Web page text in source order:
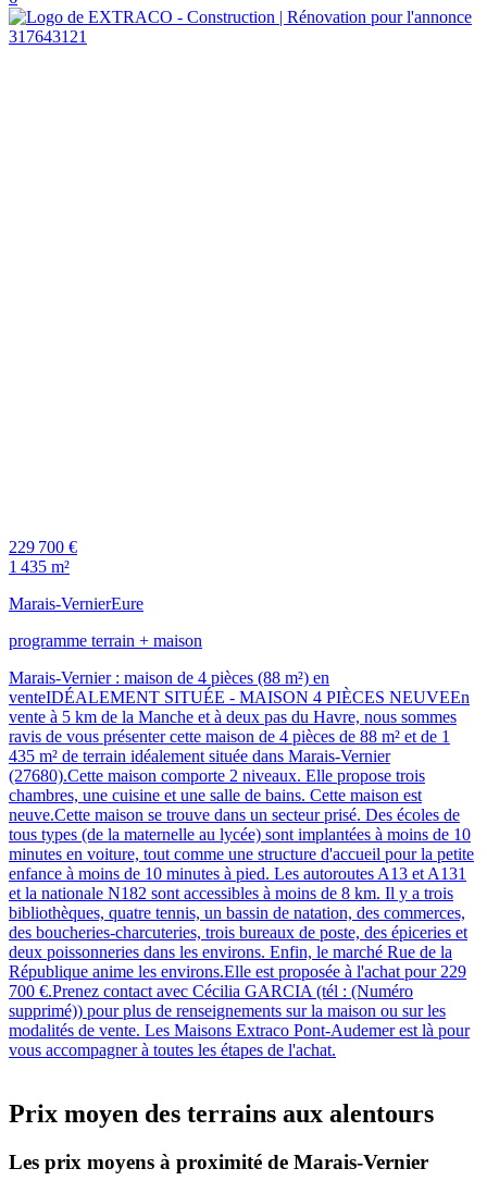
229 700 €
1 435 m²
Marais-VernierEure
programme terrain + maison
Marais-Vernier : maison de 4 pièces (88 m²) en
venteIDÉALEMENT SITUÉE - MAISON 4 PIÈCES NEUVEEn
vente à 5 km de la Manche et à deux pas du Havre, nous sommes
ravis de vous présenter cette maison de 4 pièces de 88 m² et de 1
435 m² de terrain idéalement située dans Marais-Vernier
(27680).Cette maison comporte 2 niveaux. Elle propose trois
chambres, une cuisine et une salle de bains. Cette maison est
neuve.Cette maison se trouve dans un secteur prisé. Des écoles de
tous types (de la maternelle au lycée) sont implantées à moins de 10
minutes en voiture, tout comme une structure d'accueil pour la petite
enfance à moins de 10 minutes à pied. Les autoroutes A13 et A131
et la nationale N182 sont accessibles à moins de 8 km. Il y a trois
bibliothèques, quatre tennis, un bassin de natation, des commerces,
des boucheries-charcuteries, trois bureaux de poste, des épiceries et
deux poissonneries dans les environs. Enfin, le marché Rue de la
République anime les environs.Elle est proposée à l'achat pour 229
700 €.Prenez contact avec Cécilia GARCIA (tél : (Numéro
supprimé)) pour plus de renseignements sur la maison ou sur les
modalités de vente. Les Maisons Extraco Pont-Audemer est là pour
vous accompagner à toutes les étapes de l'achat.
Prix moyen des terrains aux alentours
Les prix moyens à proximité de Marais-Vernier